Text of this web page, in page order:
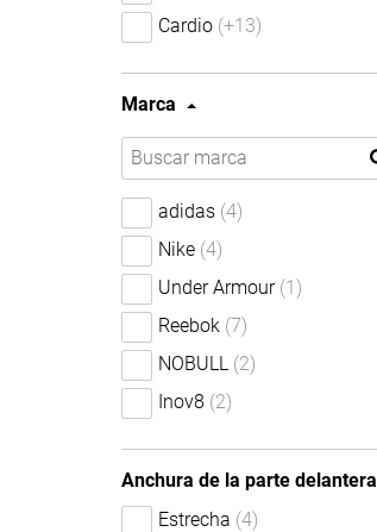
Cardio (+13)
Marca
adidas (4)
Nike (4)
Under Armour (1)
Reebok (7)
NOBULL (2)
Inov8 (2)
Anchura de la parte delantera
Estrecha (4)